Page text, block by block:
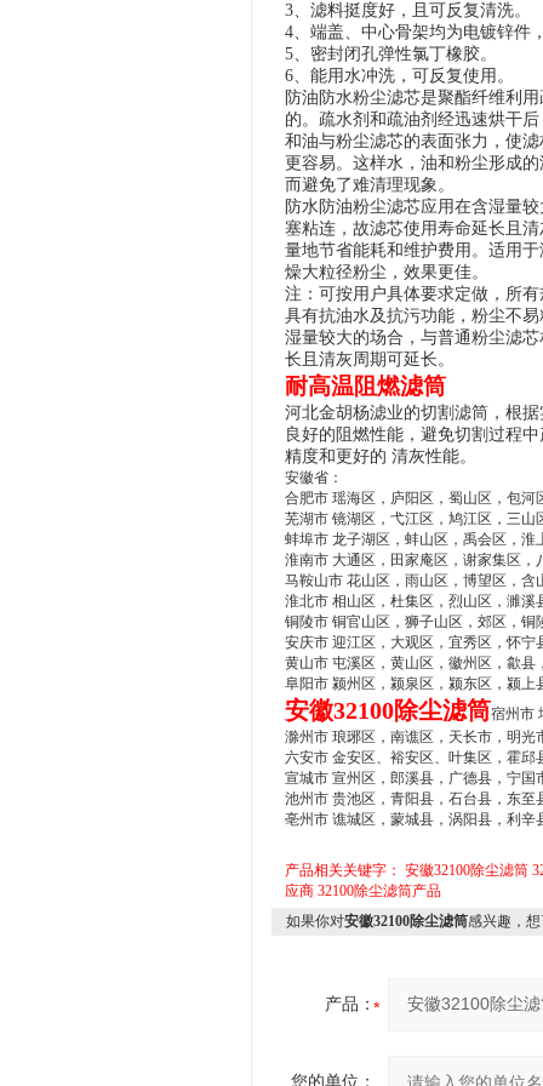
3、滤料挺度好，且可反复清洗。
4、端盖、中心骨架均为电镀锌件
5、密封闭孔弹性氯丁橡胶。
6、 能用水冲洗，可反复使用。
防油 防水粉尘滤芯是聚酯纤维利用
的。疏水剂和疏油剂经迅速烘干
和油与粉尘滤芯的表面张力， 使滤
更容易。 这样水，油和粉尘形成
而避免了难清理现象。
防水防油粉尘滤芯应用在含湿量
塞粘连，故滤芯使用寿命延长且
量地节省能耗和维护费用。 适用于
燥大粒径粉尘，效果更佳。
注：可按用户具体要求定做，所有
具有抗油水及抗污功能，粉尘不
湿量较大的场合，与普通粉尘滤
长且清灰周期可延长。
耐高温阻燃滤筒
河北金胡杨滤业的切割滤筒，根
良好的阻燃性能，避免切割过程
精度和更好的 清灰性能。
安徽省：
合肥市 瑶海区，庐阳区，蜀山区，包
芜湖市 镜湖区，弋江区，鸠江区，三
蚌埠市 龙子湖区，蚌山区，禹会区，淮
淮南市 大通区，田家庵区，谢家集区
马鞍山市 花山区，雨山区，博望区，含
淮北市 相山区，杜集区，烈山区，濉溪
铜陵市 铜官山区，狮子山区，郊区，铜
安庆市 迎江区，大观区，宜秀区，怀
黄山市 屯溪区，黄山区，徽州区，歙县
阜阳市 颍州区，颍泉区，颍东区，颍
安徽32100除尘滤筒宿州市
滁州市 琅琊区，南谯区，天长市，明
六安市 金安区、裕安区、叶集区，霍邱
宣城市 宣州区，郎溪县，广德县，宁国
池州市 贵池区，青阳县，石台县，东至
亳州市 谯城区，蒙城县，涡阳县，利辛
产品相关关键字： 安徽32100除尘滤筒
应商 32100除尘滤筒产品
如果你对安徽32100除尘滤筒感兴趣，
产品：
您的单位：